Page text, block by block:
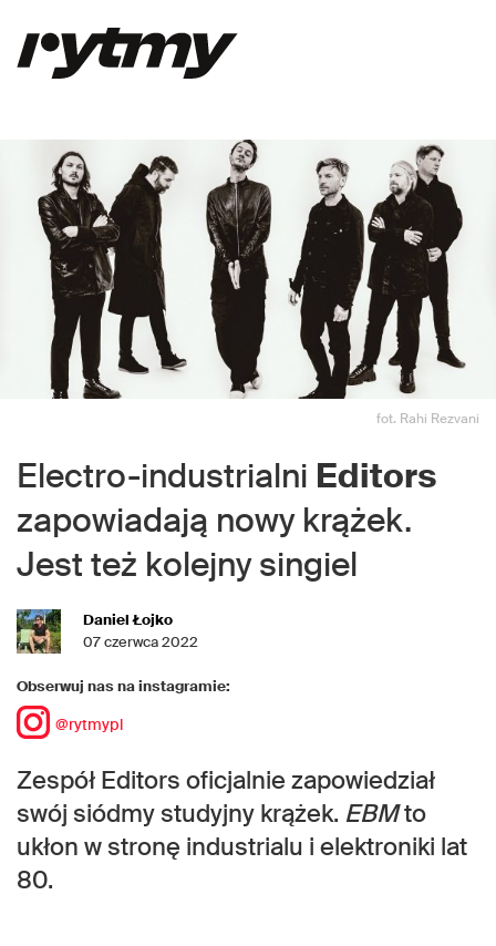
fot. Rahi Rezvani
Electro-industrialni Editors
zapowiadają nowy krążek.
Jest też kolejny singiel
Daniel Łojko
07 czerwca 2022
Obserwuj nas na instagramie:
@rytmypl
Zespół Editors oficjalnie zapowiedział
swój siódmy studyjny krążek. EBMto
ukłon w stronę industrialu i elektroniki lat
80.